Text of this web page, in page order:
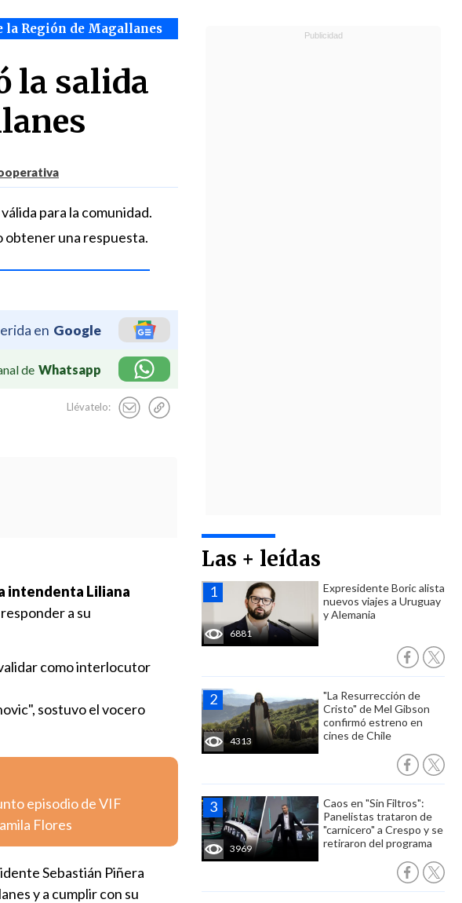
la Región de Magallanes
la salida
para la comunidad.
obtener una respuesta.
en Google
de Whatsapp
Llévatelo:
Las + leídas
6881
Expresidente Boric alista
nuevos viajes a Uruguay
y Alemania
4313
"La Resurrección de
Cristo" de Mel Gibson
confirmó estreno en
cines de Chile
3969
Caos en "Sin Filtros":
Panelistas trataron de
"carnicero" a Crespo y se
retiraron del programa
intendenta Liliana
a su
como interlocutor
sostuvo el vocero
episodio de VIF
Flores
Sebastián Piñera
y a cumplir con su